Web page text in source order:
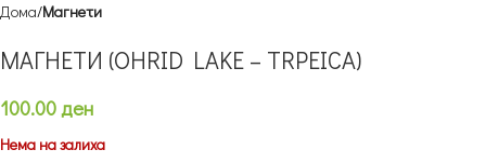
Дома Магнети
МАГНЕТИ (OHRID LAKE – TRPEICA)
100.00ден
Нема на залиха